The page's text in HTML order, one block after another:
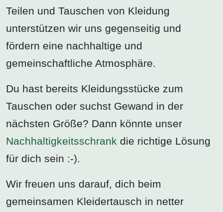
Teilen und Tauschen von Kleidung
unterstützen wir uns gegenseitig und
fördern eine nachhaltige und
gemeinschaftliche Atmosphäre.
Du hast bereits Kleidungsstücke zum
Tauschen oder suchst Gewand in der
nächsten Größe? Dann könnte unser
Nachhaltigkeitsschrank die richtige Lösung
für dich sein :-).
Wir freuen uns darauf, dich beim
gemeinsamen Kleidertausch in netter